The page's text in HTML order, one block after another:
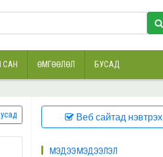
САН ӨМГӨӨЛӨЛ БУСАД
Веб сайтад нэвтрэх
МЭДЭЭ МЭДЭЭЛЭЛ